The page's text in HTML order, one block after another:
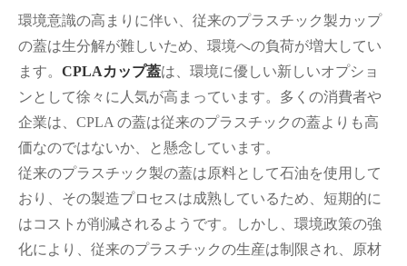
環境意識の高まりに伴い、従来のプラスチック製カップ
の蓋は生分解が難しいため、環境への負荷が増大してい
ます。 CPLAカップ蓋は、環境に優しい新しいオプショ
ンとして徐々に人気が高まっています。多くの消費者や
企業は、CPLA の蓋は従来のプラスチックの蓋よりも高
価なのではないか、と懸念しています。
従来のプラスチック製の蓋は原料として石油を使用して
おり、その製造プロセスは成熟しているため、短期的に
はコストが削減されるようです。しかし、環境政策の強
化により、従来のプラスチックの生産は制限され、原材